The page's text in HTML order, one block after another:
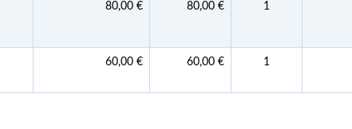
80,00 € 80,00 € 1
60,00 € 60,00 € 1